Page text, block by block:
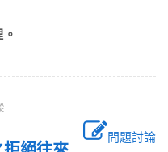
問題討論